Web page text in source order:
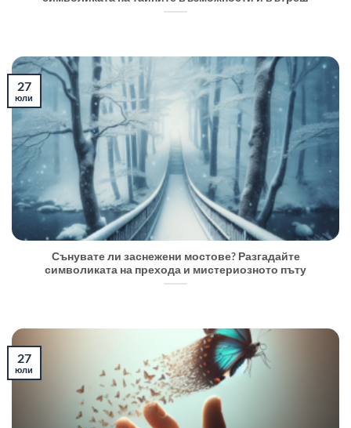
Сънувате ли заснежени мостове? Разгадайте
символиката на прехода и мистериозното пъту
27
юли
27
юли